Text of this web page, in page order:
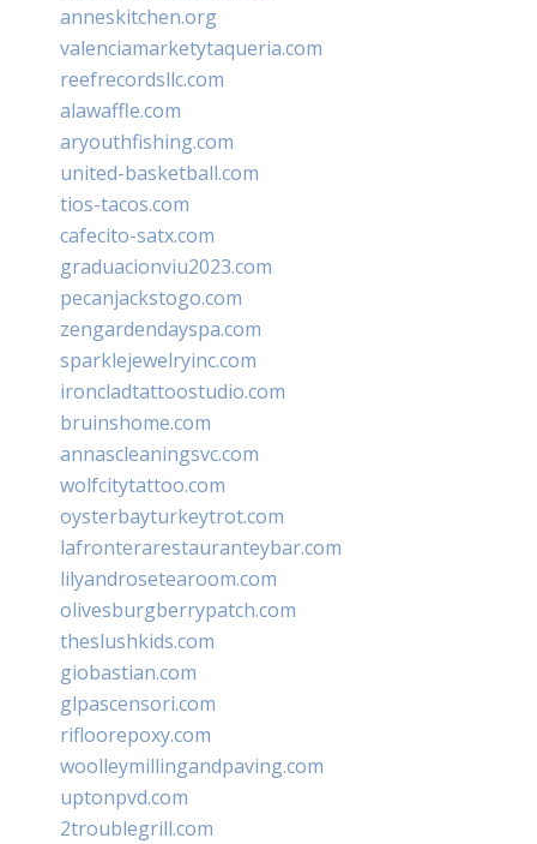
anneskitchen.org
valenciamarketytaqueria.com
reefrecordsllc.com
alawaffle.com
aryouthfishing.com
united-basketball.com
tios-tacos.com
cafecito-satx.com
graduacionviu2023.com
pecanjackstogo.com
zengardendayspa.com
sparklejewelryinc.com
ironcladtattoostudio.com
bruinshome.com
annascleaningsvc.com
wolfcitytattoo.com
oysterbayturkeytrot.com
lafronterarestauranteybar.com
lilyandrosetearoom.com
olivesburgberrypatch.com
theslushkids.com
giobastian.com
glpascensori.com
rifloorepoxy.com
woolleymillingandpaving.com
uptonpvd.com
2troublegrill.com